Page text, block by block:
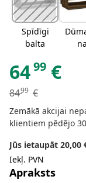
Spīdīgi
balta
na
6499 €
8499 €
Zemākā akcijai
klientiem pēdējo
Jūs ietaupāt 20,00
Iekļ. PVN
Apraksts